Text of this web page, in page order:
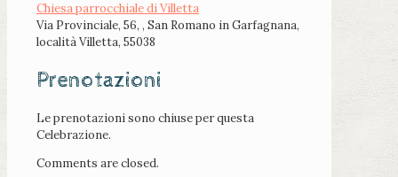
Chiesa parrocchiale di Villetta
Via Provinciale, 56, , San Romano in Garfagnana,
località Villetta, 55038
Prenotazioni
Le prenotazioni sono chiuse per questa
Celebrazione.
Comments are closed.